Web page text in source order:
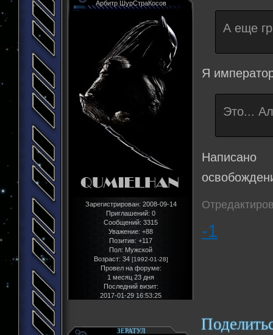
Арбитр ШурСтраКосов
Зарегистрирован: 2008-09-14
Приглашений: 0
Сообщений: 3315
Уважение: +88
Позитив: +117
Пол: Мужской
Возраст: 34 [1992-01-28]
Провел на форуме:
1 месяц 23 дня
Последний визит:
2017-01-29 16:53:25
А еще
Я
Это...
-1
ЗЕРАТУЛ